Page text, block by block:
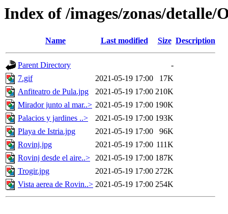
Index of /images/zonas/detalle/
Name Last modified Size Description
Parent Directory
-
7.gif
2021-05-19 17:00
17K
Anfiteatro de Pula.jpg
2021-05-19 17:00 210K
Mirador junto al mar..> 2021-05-19 17:00 190K
Palacios y jardines ..>
2021-05-19 17:00 193K
Playa de Istria.jpg
2021-05-19 17:00
96K
Rovinj.jpg
2021-05-19 17:00 111K
Rovinj desde el aire..> 2021-05-19 17:00 187K
Trogir.jpg
2021-05-19 17:00 272K
Vista aerea de Rovin..> 2021-05-19 17:00 254K